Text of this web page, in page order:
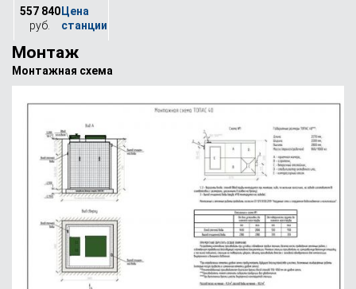
557 840
руб.
Монтаж
Монтажная схема